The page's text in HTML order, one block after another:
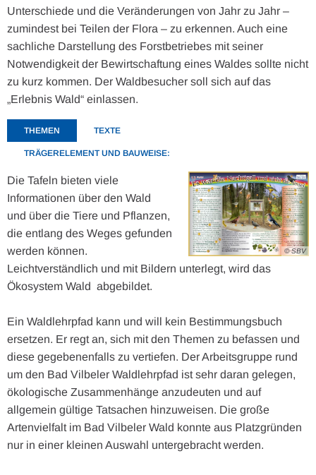
Unterschiede und die Veränderungen von Jahr zu Jahr –
zumindest bei Teilen der Flora – zu erkennen. Auch eine
sachliche Darstellung des Forstbetriebes mit seiner
Notwendigkeit der Bewirtschaftung eines Waldes sollte nicht
zu kurz kommen. Der Waldbesucher soll sich auf das
„Erlebnis Wald“ einlassen.
THEMEN TEXTE
TRÄGERELEMENT UND BAUWEISE:
© SBV
Die Tafeln bieten viele
Informationen über den Wald
und über die Tiere und Pflanzen,
die entlang des Weges gefunden
werden können.
Leichtverständlich und mit Bildern unterlegt, wird das
Ökosystem Wald abgebildet.
Ein Waldlehrpfad kann und will kein Bestimmungsbuch
ersetzen. Er regt an, sich mit den Themen zu befassen und
diese gegebenenfalls zu vertiefen. Der Arbeitsgruppe rund
um den Bad Vilbeler Waldlehrpfad ist sehr daran gelegen,
ökologische Zusammenhänge anzudeuten und auf
allgemein gültige Tatsachen hinzuweisen. Die große
Artenvielfalt im Bad Vilbeler Wald konnte aus Platzgründen
nur in einer kleinen Auswahl untergebracht werden.